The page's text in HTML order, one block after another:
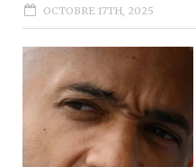
OCTOBRE 17TH, 2025